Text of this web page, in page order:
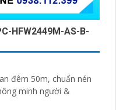
HFW2449M-AS-B-
đêm 50m, chuẩn nén
minh người &